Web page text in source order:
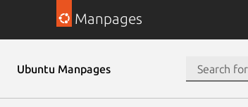
Manpages
Ubuntu Manpages